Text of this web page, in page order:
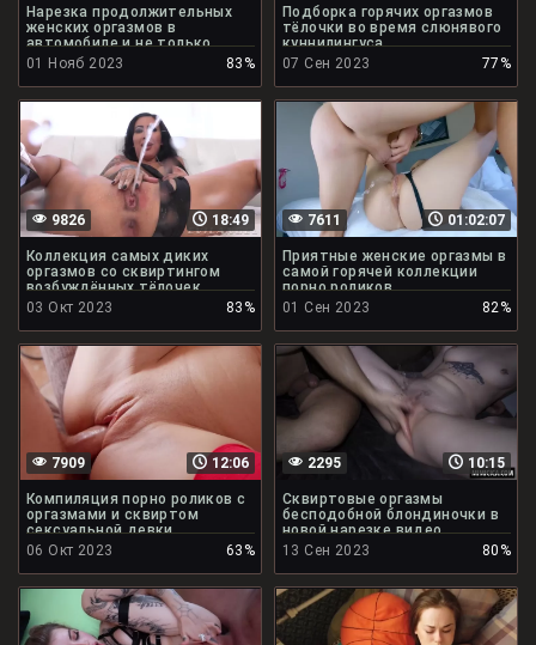
Нарезка продолжительных
женских оргазмов в
автомобиле и не только
01 Нояб 2023
83%
Подборка горячих оргазмов
тёлочки во время слюнявого
куннилингуса
07 Сен 2023
77%
18:49
9826
Коллекция самых диких
оргазмов со сквиртингом
возбуждённых тёлочек
03 Окт 2023
83%
01:02:07
7611
Приятные женские оргазмы в
самой горячей коллекции
порно роликов
01 Сен 2023
82%
12:06
7909
Компиляция порно роликов с
оргазмами и сквиртом
сексуальной девки
06 Окт 2023
63%
10:15
2295
Сквиртовые оргазмы
бесподобной блондиночки в
новой нарезке видео
13 Сен 2023
80%